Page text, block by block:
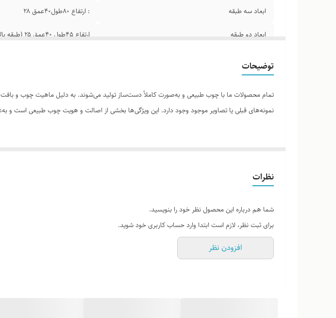
ابعاد سه طبقه : ارتفاع ۸۰طول۴۰عمق ۲۸
ابعاد دو طبقه ارتفاع ۴۵طول ۴۰عمق ۲۵ (طبقه بالایی رو دارا نمی باشد)
توضیحات
تمام محصولات ما با چوب طبیعی و به‌صورت کاملاً دست‌ساز تولید می‌شوند. به دلیل ماهیت چوب و
نمونه‌های قبلی یا تصاویر موجود وجود دارد. این ویژگی‌ها بخشی از اصالت و هویت چوب طبیعی است و
لطفاً پیش از ثبت سفارش، تصاویر کارگاهی هر محصول را بررسی کنید. ثبت سفارش به‌منزله‌ی پذیرش این
نظرات
شما هم درباره این محصول نظر خود را بنویسید.
برای ثبت نظر، لازم است ابتدا وارد حساب کاربری خود شوید.
افزودن نظر